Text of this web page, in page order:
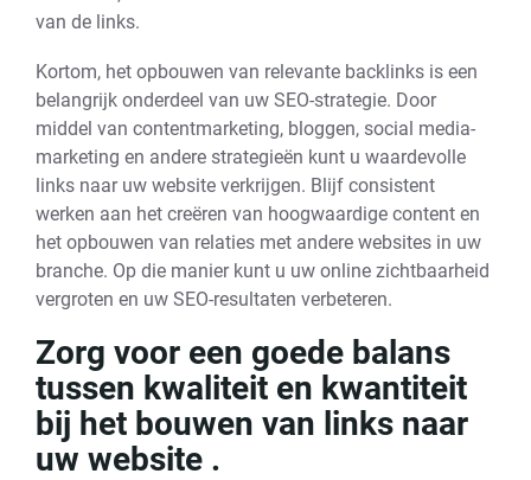
van de links.
Kortom, het opbouwen van relevante backlinks is een
belangrijk onderdeel van uw SEO-strategie. Door
middel van contentmarketing, bloggen, social media-
marketing en andere strategieën kunt u waardevolle
links naar uw website verkrijgen. Blijf consistent
werken aan het creëren van hoogwaardige content en
het opbouwen van relaties met andere websites in uw
branche. Op die manier kunt u uw online zichtbaarheid
vergroten en uw SEO-resultaten verbeteren.
Zorg voor een goede balans
tussen kwaliteit en kwantiteit
bij het bouwen van links naar
uw website .